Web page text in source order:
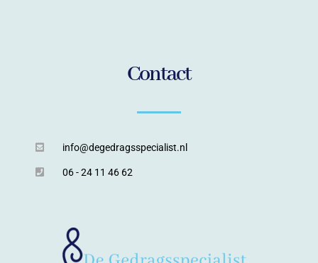
Contact
info@degedragsspecialist.nl
06 - 24 11 46 62